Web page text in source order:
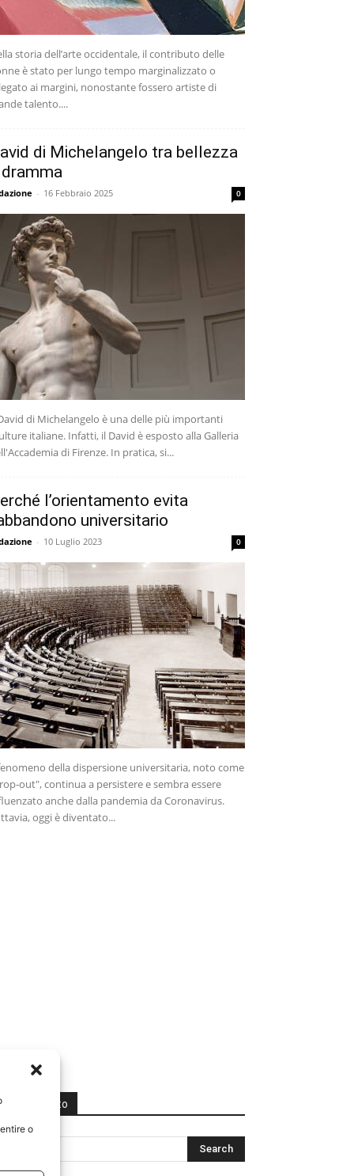
o
storia dell’arte occidentale, il contributo delle
è stato per lungo tempo marginalizzato o
ai margini, nonostante fossero artiste di
talento....
di Michelangelo tra bellezza
- 16 Febbraio 2025 0
di Michelangelo è una delle più importanti
italiane. Infatti, il David è esposto alla Galleria
di Firenze. In pratica, si...
l’orientamento evita
universitario
- 10 Luglio 2023 0
della dispersione universitaria, noto come
out", continua a persistere e sembra essere
anche dalla pandemia da Coronavirus.
oggi è diventato...
nel sito